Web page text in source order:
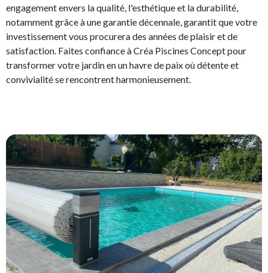
engagement envers la qualité, l'esthétique et la durabilité,
notamment grâce à une garantie décennale, garantit que votre
investissement vous procurera des années de plaisir et de
satisfaction. Faites confiance à Créa Piscines Concept pour
transformer votre jardin en un havre de paix où détente et
convivialité se rencontrent harmonieusement.